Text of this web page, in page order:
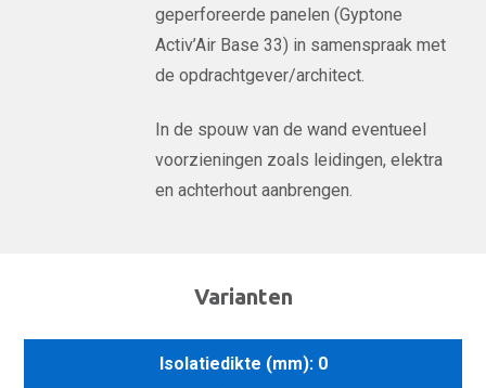
geperforeerde panelen (Gyptone
Activ’Air Base 33) in samenspraak met
de opdrachtgever/architect.
In de spouw van de wand eventueel
voorzieningen zoals leidingen, elektra
en achterhout aanbrengen.
Varianten
Isolatiedikte (mm): 0